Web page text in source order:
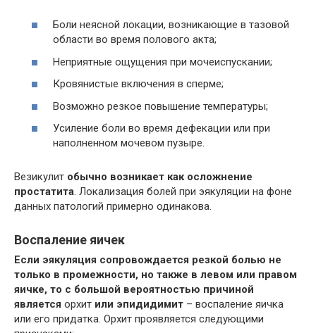
Боли неясной локации, возникающие в тазовой
области во время полового акта;
Неприятные ощущения при мочеиспускании;
Кровянистые включения в сперме;
Возможно резкое повышение температуры;
Усиление боли во время дефекации или при
наполненном мочевом пузыре.
Везикулит обычно возникает как осложнение
простатита. Локализация болей при эякуляции на фоне
данных патологий примерно одинакова.
Воспаление яичек
Если эякуляция сопровождается резкой болью не
только в промежности, но также в левом или правом
яичке, то с большой вероятностью причиной
является орхит или эпидидимит – воспаление яичка
или его придатка. Орхит проявляется следующими